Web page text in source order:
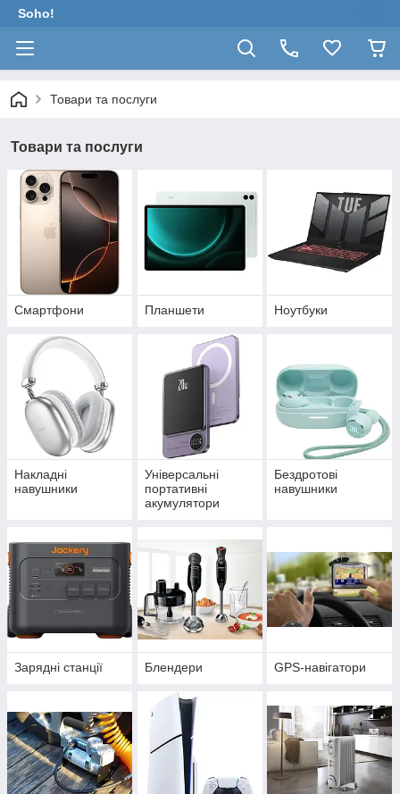
Soho!
Товари та послуги
Товари та послуги
Смартфони Планшети Ноутбуки
Накладні
навушники
Універсальні
портативні
акумулятори
Бездротові
навушники
Зарядні станції Блендери GPS-навігатори